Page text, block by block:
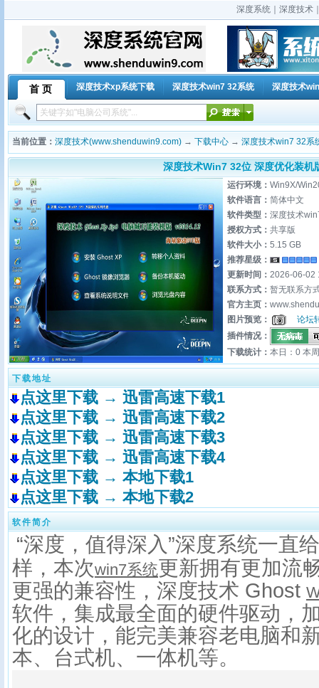
深度系统｜深度技术
首 页 深度技术xp系统下载 深度技术win7 32系统 深度技术
当前位置： 深度技术(www.shenduwin9.com) → 下载中心 → 深度技术win7 32系
深度技术Win7 32位 深度优化装机
运行环境： Win9X/
软件语言： 简体中文
软件类型： 深度技术
授权方式： 共享版
软件大小： 5.15 GB
推荐星级：
更新时间： 2026-06-02
联系方式： 暂无联系方
官方主页：
图片预览：
论坛
插件情况：
下载统计： 本日：0 本
下载地址
点这里下载 → 迅雷高速下载1
点这里下载 → 迅雷高速下载2
点这里下载 → 迅雷高速下载3
点这里下载 → 迅雷高速下载4
点这里下载 → 本地下载1
点这里下载 → 本地下载2
软件简介
“深度，值得深入”深度系统一直
样，本次win7系统更新拥有更加流
更强的兼容性，深度技术 Ghost
软件，集成最全面的硬件驱动，
化的设计，能完美兼容老电脑和
本、台式机、一体机等。